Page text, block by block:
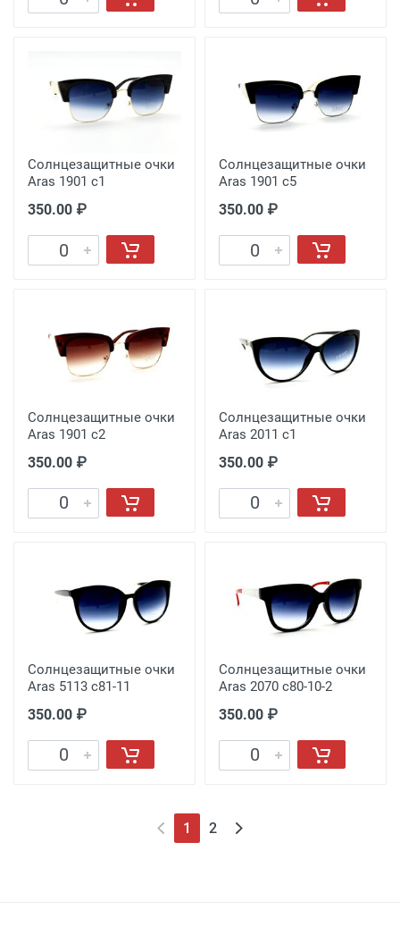
Солнцезащитные очки
Aras 1901 c1
350.00 ₽
Солнцезащитные очки
Aras 1901 c5
350.00 ₽
Солнцезащитные очки
Aras 1901 c2
350.00 ₽
Солнцезащитные очки
Aras 2011 c1
350.00 ₽
Солнцезащитные очки
Aras 5113 c81-11
350.00 ₽
Солнцезащитные очки
Aras 2070 c80-10-2
350.00 ₽
1 2